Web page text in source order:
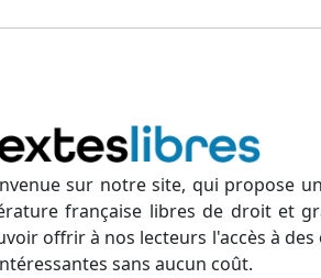
sur notre site, qui propose
française libres de droit et
offrir à nos lecteurs l'accès à
sans aucun coût.